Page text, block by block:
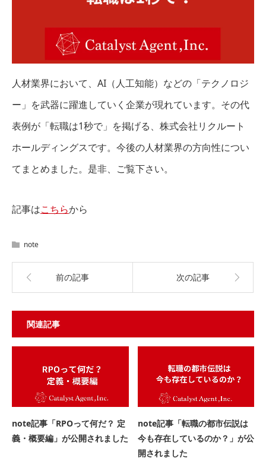
人材業界において、AI（人工知能）などの「テクノロジ
ー」を武器に躍進していく企業が現れています。その代
表例が「転職は1秒で」を掲げる、株式会社リクルート
ホールディングスです。今後の人材業界の方向性につい
てまとめました。是非、ご覧下さい。
記事はこちらから
note
前の記事 次の記事
関連記事
note記事「RPOって何だ？ 定
義・概要編」が公開されました
note記事「転職の都市伝説は
今も存在しているのか？」が公
開されました